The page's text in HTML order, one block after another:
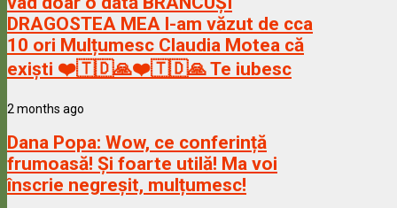
DRAGOSTEA MEA l-am văzut de cca
10 ori Mulțumesc Claudia Motea că
exiști ❤️🇹🇩🙏❤️🇹🇩🙏 Te iubesc
2 months ago
Dana Popa: Wow, ce conferință
frumoasă! Și foarte utilă! Ma voi
înscrie negreșit, mulțumesc!